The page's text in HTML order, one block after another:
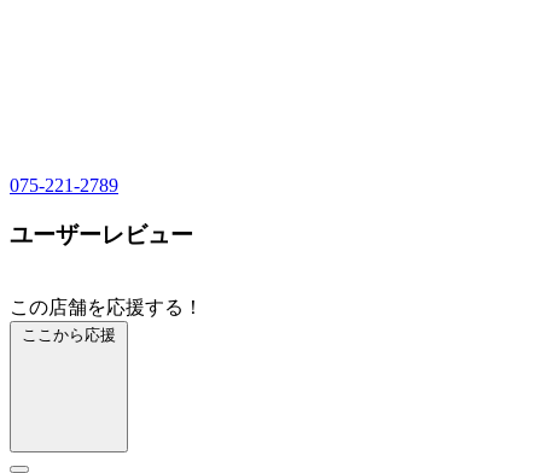
075-221-2789
ユーザーレビュー
この店舗を応援する！
ここから応援